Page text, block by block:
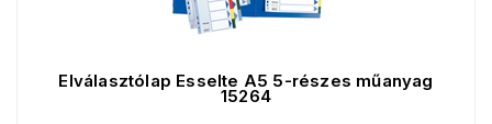
Elválasztólap Esselte A5 5-részes műanyag
15264